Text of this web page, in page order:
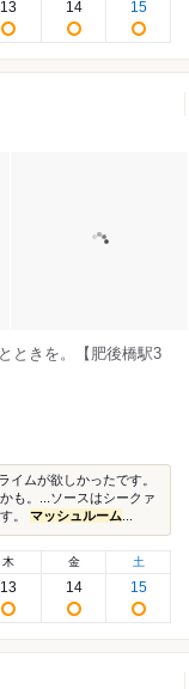
13 14 15
ときを。【肥後橋駅3
イムが欲しかったです。
も。...ソースはシークァ
。 マッシュルーム
木
13
金
14
土
15